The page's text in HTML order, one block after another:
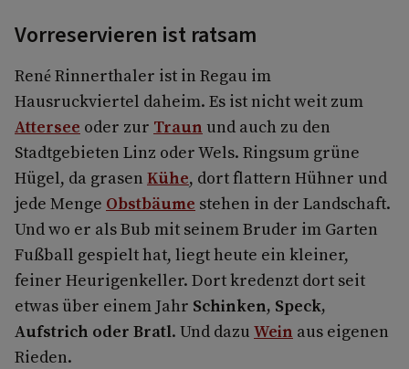
Vorreservieren ist ratsam
René Rinnerthaler ist in Regau im
Hausruckviertel daheim. Es ist nicht weit zum
Attersee oder zur Traun und auch zu den
Stadtgebieten Linz oder Wels. Ringsum grüne
Hügel, da grasen Kühe, dort flattern Hühner und
jede Menge Obstbäume stehen in der Landschaft.
Und wo er als Bub mit seinem Bruder im Garten
Fußball gespielt hat, liegt heute ein kleiner,
feiner Heurigenkeller. Dort kredenzt dort seit
etwas über einem Jahr Schinken, Speck,
Aufstrich oder Bratl. Und dazu Wein aus eigenen
Rieden.